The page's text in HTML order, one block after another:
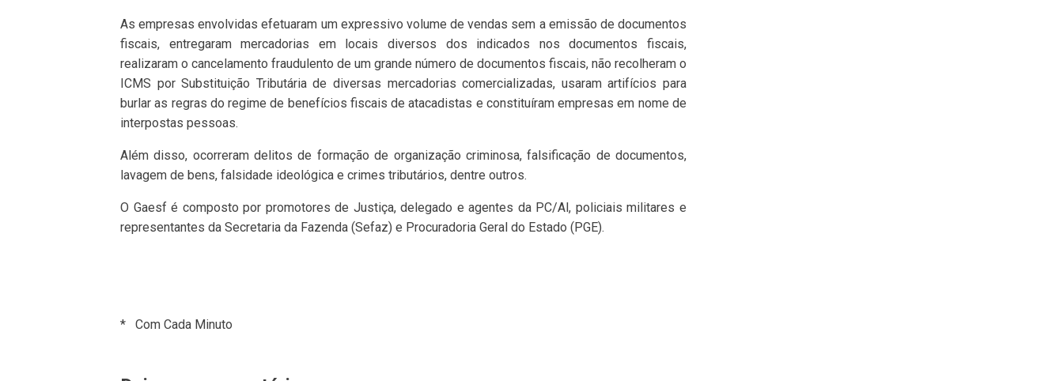
As empresas envolvidas efetuaram um expressivo volume de vendas sem a emissão de documentos
fiscais, entregaram mercadorias em locais diversos dos indicados nos documentos fiscais,
realizaram o cancelamento fraudulento de um grande número de documentos fiscais, não recolheram o
ICMS por Substituição Tributária de diversas mercadorias comercializadas, usaram artifícios para
burlar as regras do regime de benefícios fiscais de atacadistas e constituíram empresas em nome de
interpostas pessoas.
Além disso, ocorreram delitos de formação de organização criminosa, falsificação de documentos,
lavagem de bens, falsidade ideológica e crimes tributários, dentre outros.
O Gaesf é composto por promotores de Justiça, delegado e agentes da PC/Al, policiais militares e
representantes da Secretaria da Fazenda (Sefaz) e Procuradoria Geral do Estado (PGE).
* Com Cada Minuto